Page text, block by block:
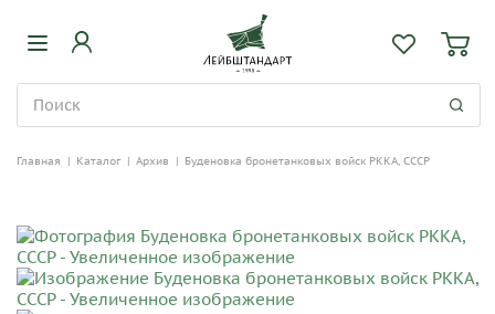
Главная | Каталог | Архив | Буденовка бронетанковых войск РККА, СССР